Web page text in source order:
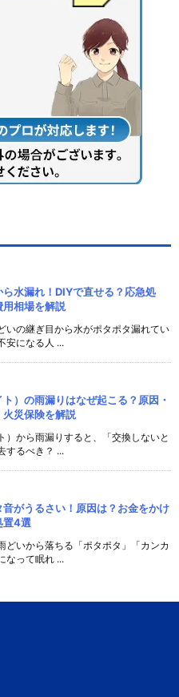
水漏れ！DIYで直せる？応急処
相場を解説
いの継ぎ目から水がポタポタ漏れてい
安になる人 ...
）の雨漏りはなぜ起こる？原因・
災保険を解説
）から雨漏りすると、「交換しないと
するべき？ ...
がうるさい！原因は？お金をかけ
置4選
どいから落ちる「ポタポタ」「カンカ
なって眠れ ...